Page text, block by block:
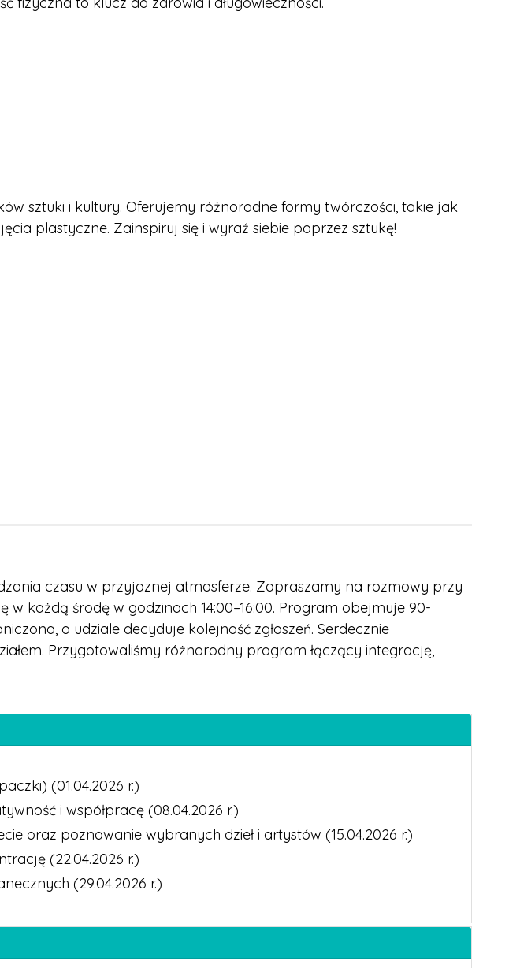
sztuki i kultury. Oferujemy różnorodne formy twórczości, takie jak
plastyczne. Zainspiruj się i wyraź siebie poprzez sztukę!
czasu w przyjaznej atmosferze. Zapraszamy na rozmowy przy
każdą środę w godzinach 14:00–16:00. Program obejmuje 90-
o udziale decyduje kolejność zgłoszeń. Serdecznie
Przygotowaliśmy różnorodny program łączący integrację,
(01.04.2026 r.)
i współpracę (08.04.2026 r.)
oraz poznawanie wybranych dzieł i artystów (15.04.2026 r.)
(22.04.2026 r.)
(29.04.2026 r.)